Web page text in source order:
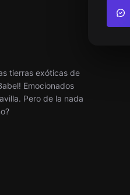
tierras exóticas de
Emocionados
Pero de la nada